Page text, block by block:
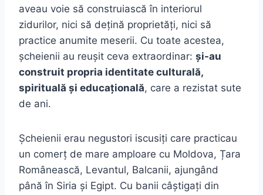
aveau voie să construiască în interiorul
zidurilor, nici să dețină proprietăți, nici să
practice anumite meserii. Cu toate acestea,
șcheienii au reușit ceva extraordinar: și-au
construit propria identitate culturală,
spirituală și educațională, care a rezistat sute
de ani.
Șcheienii erau negustori iscusiți care practicau
un comerț de mare amploare cu Moldova, Țara
Românească, Levantul, Balcanii, ajungând
până în Siria și Egipt. Cu banii câștigați din